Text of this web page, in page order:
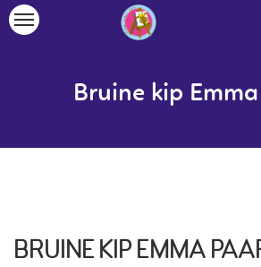
Toggle
Bruine kip
BRUINE KIP EMMA